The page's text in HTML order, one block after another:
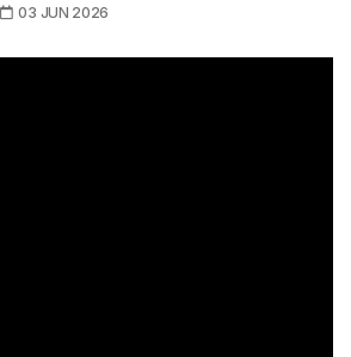
03 JUN 2026